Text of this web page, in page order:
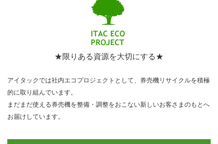
★限りある資源を大切にする★
アイタックでは社内エコプロジェクトとして、券売機リサイクルを積極
的に取り組んでいます。
まだまだ使える券売機を整備・調整をおこない新しいお客さまのもとへ
お届けしています。